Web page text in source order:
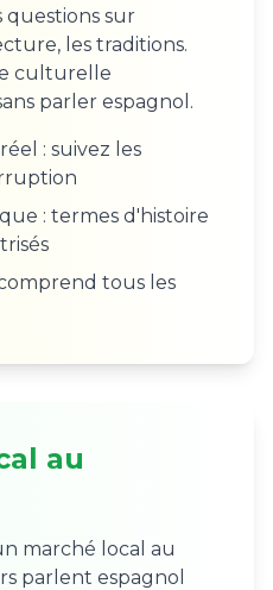
questions sur
les traditions.
culturelle
parler espagnol.
: suivez les
: termes d'histoire
tous les
au
marché local au
parlent espagnol